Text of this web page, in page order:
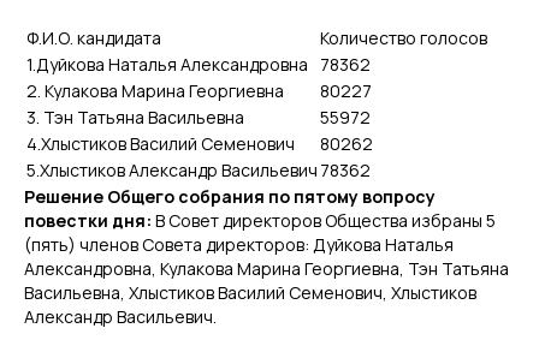
Ф.И.О. кандидата
Количество голосов
1.Дуйкова Наталья Александровна
78362
2. Кулакова Марина Георгиевна
80227
3. Тэн Татьяна Васильевна
55972
4.Хлыстиков Василий Семенович
80262
5.Хлыстиков Александр Васильевич 78362
Решение Общего собрания по пятому вопросу
повестки дня: В Совет директоров Общества избраны 5
(пять) членов Совета директоров: Дуйкова Наталья
Александровна, Кулакова Марина Георгиевна, Тэн Татьяна
Васильевна, Хлыстиков Василий Семенович, Хлыстиков
Александр Васильевич.